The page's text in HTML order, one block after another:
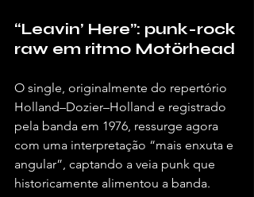
“Leavin’ Here”: punk-rock
raw em ritmo Motörhead
O single, originalmente do repertório
Holland–Dozier–Holland e registrado
pela banda em 1976, ressurge agora
com uma interpretação “mais enxuta e
angular”, captando a veia punk que
historicamente alimentou a banda.